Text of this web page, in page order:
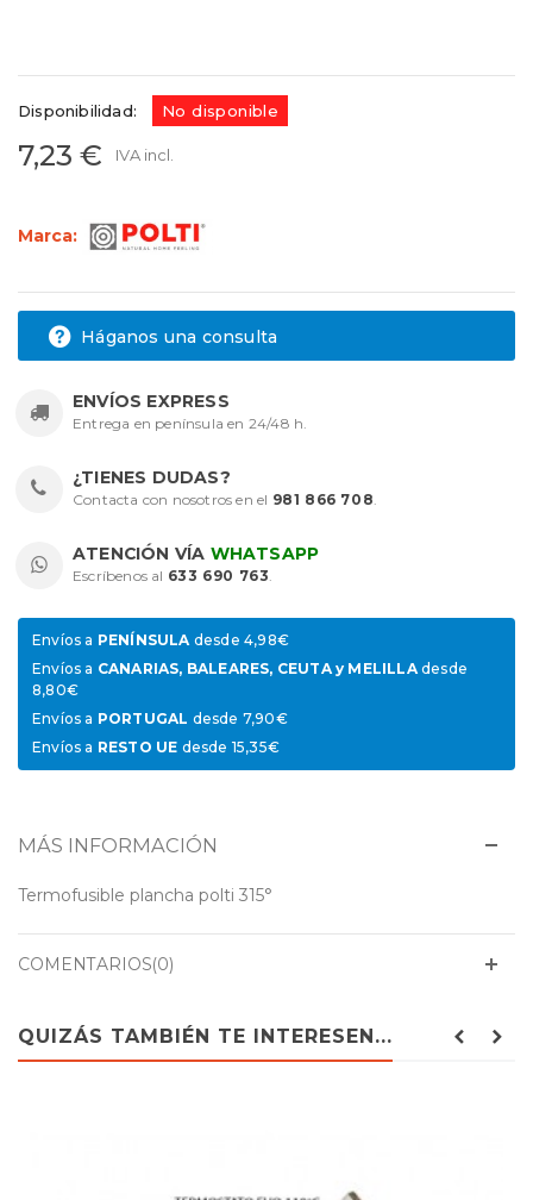
Disponibilidad: No disponible
7,23 € IVA incl.
Marca:
Háganos una consulta
ENVÍOS EXPRESS
Entrega en península en 24/48 h.
¿TIENES DUDAS?
Contacta con nosotros en el 981 866 708
ATENCIÓN VÍA WHATSAPP
Escríbenos al 633 690 763
Envíos a PENÍNSULA desde 4,98€
Envíos a CANARIAS, BALEARES, CEUTA y MELILLAdesde
8,80€
Envíos a PORTUGAL desde 7,90€
Envíos a RESTO UE desde 15,35€
MÁS INFORMACIÓN
Termofusible plancha polti 315°
COMENTARIOS(0)
QUIZÁS TAMBIÉN TE INTERESEN...